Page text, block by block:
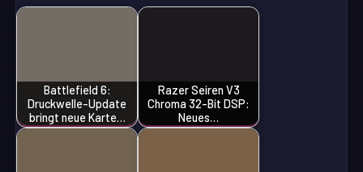
Battlefield 6:
Druckwelle-Update
bringt neue Karte…
Razer Seiren V3
Chroma 32-Bit DSP:
Neues…